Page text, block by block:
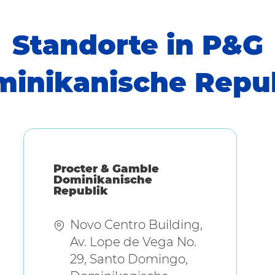
Standorte in P&G
Procter & Gamble
Dominikanische
Republik
Novo Centro Building,
Av. Lope de Vega No.
29, Santo Domingo,